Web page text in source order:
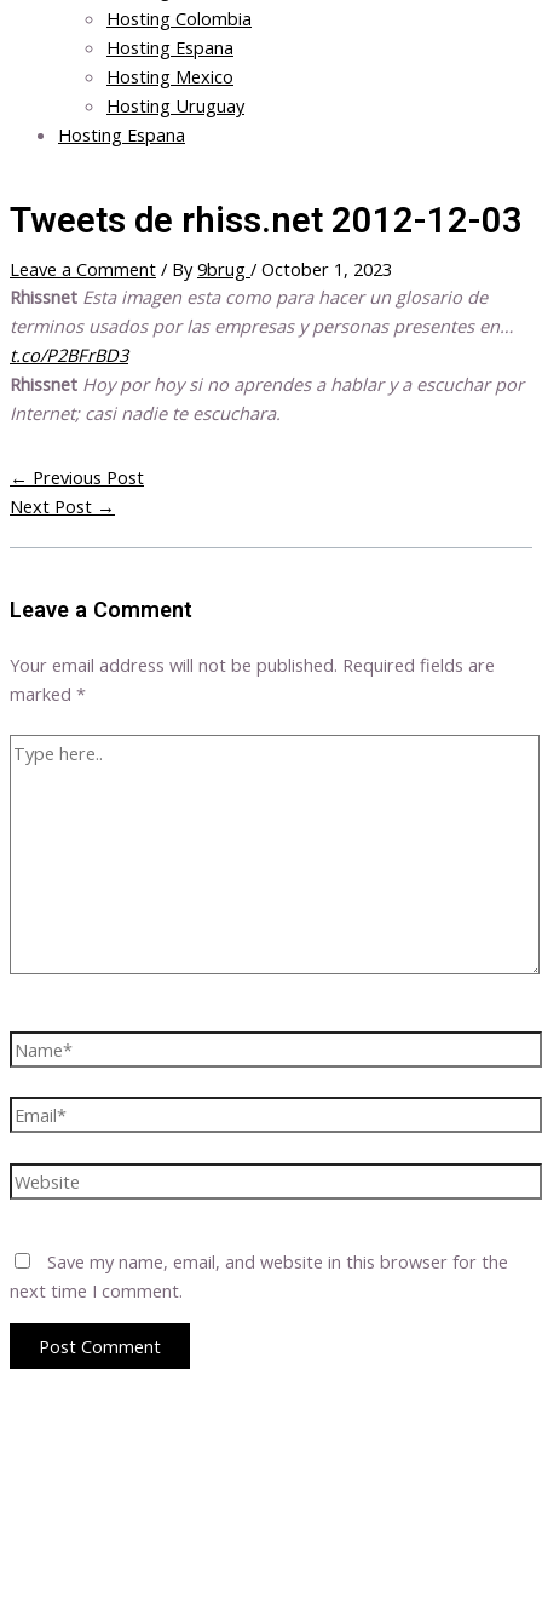
Hosting Colombia
Hosting Espana
Hosting Mexico
Hosting Uruguay
Hosting Espana
Tweets de rhiss.net 2012-12-03
Leave a Comment / By9brug / October 1, 2023
Rhissnet Esta imagen esta como para hacer un glosario de
terminos usados por las empresas y personas presentes en…
t.co/P2BFrBD3
Rhissnet Hoy por hoy si no aprendes a hablar y a escuchar por
Internet; casi nadie te escuchara.
← Previous Post
Next Post →
Leave a Comment
Your email address will not be published. Required fields are
marked *
Type
Name*
Email*
Website
Save my name, email, and website in this browser for the
next time I comment.